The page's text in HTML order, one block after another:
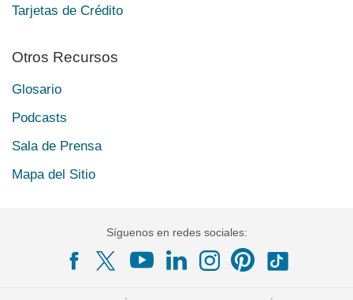
Tarjetas de Crédito
Otros Recursos
Glosario
Podcasts
Sala de Prensa
Mapa del Sitio
Síguenos en redes sociales: